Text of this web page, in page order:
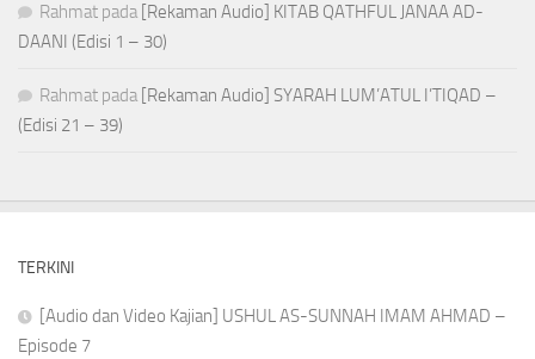
Rahmat pada [Rekaman Audio] KITAB QATHFUL JANAA AD-
DAANI (Edisi 1 – 30)
Rahmat pada [Rekaman Audio] SYARAH LUM’ATUL I’TIQAD –
(Edisi 21 – 39)
TERKINI
[Audio dan Video Kajian] USHUL AS-SUNNAH IMAM AHMAD –
Episode 7